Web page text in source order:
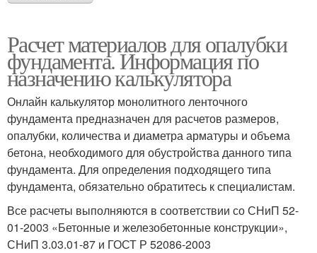
Расчет материалов для опалубки
фундамента. Информация по
назначению калькулятора
Онлайн калькулятор монолитного ленточного
фундамента предназначен для расчетов размеров,
опалубки, количества и диаметра арматуры и объема
бетона, необходимого для обустройства данного типа
фундамента. Для определения подходящего типа
фундамента, обязательно обратитесь к специалистам.
Все расчеты выполняются в соответствии со СНиП 52-
01-2003 «Бетонные и железобетонные конструкции»,
СНиП 3.03.01-87 и ГОСТ Р 52086-2003